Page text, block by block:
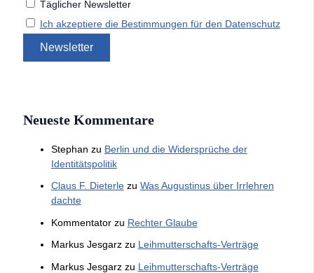
Täglicher Newsletter
Ich akzeptiere die Bestimmungen für den Datenschutz
Neueste Kommentare
Stephan zu Berlin und die Widersprüche der
Identitätspolitik
Claus F. Dieterlezu Was Augustinus über Irrlehren
dachte
Kommentatorzu Rechter Glaube
Markus Jesgarzzu Leihmutterschafts-Verträge
Markus Jesgarzzu Leihmutterschafts-Verträge